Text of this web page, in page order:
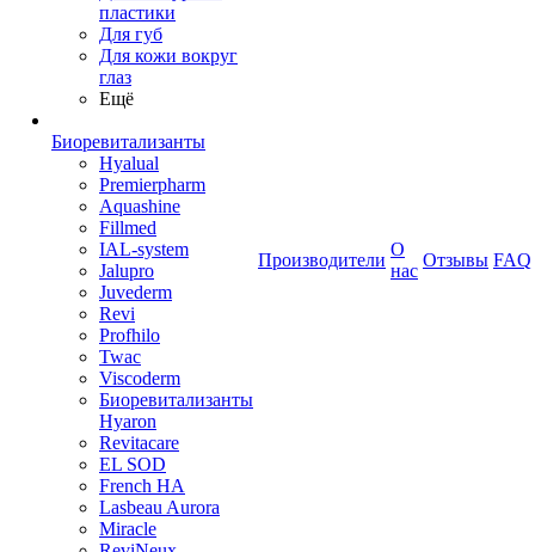
пластики
Для губ
Для кожи вокруг
глаз
Ещё
Биоревитализанты
Hyalual
Premierpharm
Aquashine
Fillmed
IAL-system
Jalupro
Juvederm
Revi
Profhilo
Twac
Viscoderm
Биоревитализанты
Hyaron
Revitacare
EL SOD
French HA
Lasbeau Aurora
Miracle
Производители
О
нас
Отзывы FAQ